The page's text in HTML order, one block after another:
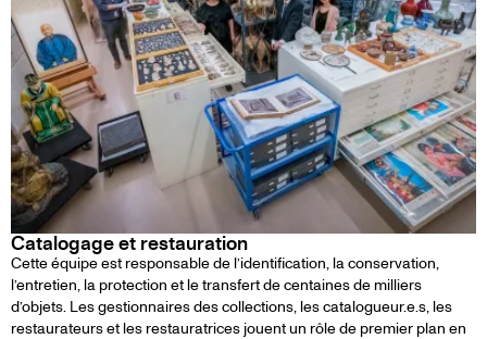
Catalogage et restauration
Cette équipe est responsable de l’identification, la conservation,
l’entretien, la protection et le transfert de centaines de milliers
d’objets. Les gestionnaires des collections, les catalogueur.e.s, les
restaurateurs et les restauratrices jouent un rôle de premier plan en